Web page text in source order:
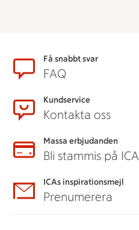
SidfotFå snabbt svar
FAQ
Kundservice
Kontakta oss
Massa erbjudanden
Bli stammis på ICA
ICAs inspirationsmejl
Prenumerera